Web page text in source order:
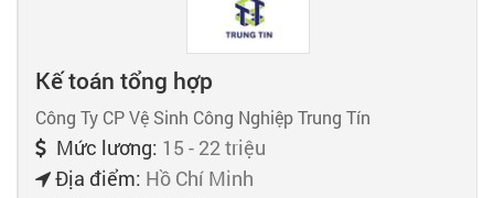
Kế toán tổng hợp
Công Ty CP Vệ Sinh Công Nghiệp Trung Tín
Mức lương: 15 - 22 triệu
Địa điểm: Hồ Chí Minh